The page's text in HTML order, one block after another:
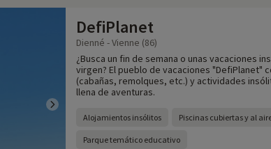
DefiPlanet
Dienné - Vienne (86)
¿Busca un fin de semana o unas vacaciones
virgen? El pueblo de vacaciones "DefiPlanet"
(cabañas, remolques, etc.) y actividades
llena de aventuras.
Alojamientos insólitos Piscinas cubiertas y al
Parque temático educativo